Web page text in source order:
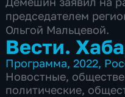
председателем
Ольгой Мальцевой.
Вести.
Программа,2022,
Новостные,
политические,